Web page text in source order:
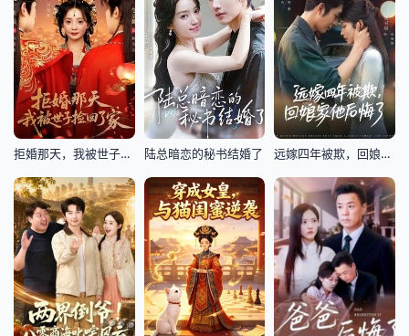
拒婚那天，我被世子捡回了家 陆总暗恋的秘书结婚了 远嫁四年被欺，回娘家他后悔了